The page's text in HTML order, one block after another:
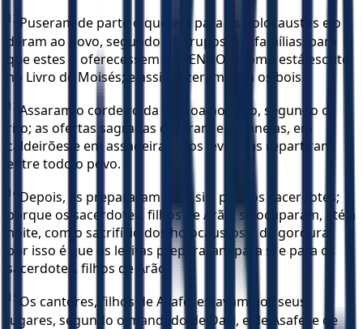
12 Puseram de parte o que era para os holocaustos e o
deram ao povo, segundo os grupos das famílias, para
que estes o oferecessem ao SENHOR, como está escrito
no Livro de Moisés; e assim fizeram com os bois.
13 Assaram o cordeiro da Páscoa no fogo, segundo o
rito; as ofertas sagradas cozeram em panelas, em
caldeirões e em assadeiras; e os levitas as repartiram
entre todo o povo.
14 Depois, as prepararam para si e para os sacerdotes;
porque os sacerdotes, filhos de Arão, se ocuparam, até à
noite, com o sacrifício dos holocaustos e da gordura;
por isso é que os levitas prepararam para si e para os
sacerdotes, filhos de Arão.
15 Os cantores, filhos de Asafe, estavam nos seus
lugares, segundo o mandado de Davi, e de Asafe, e de